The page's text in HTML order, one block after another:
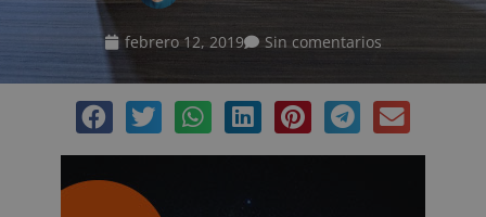
febrero 12, 2019 Sin comentarios